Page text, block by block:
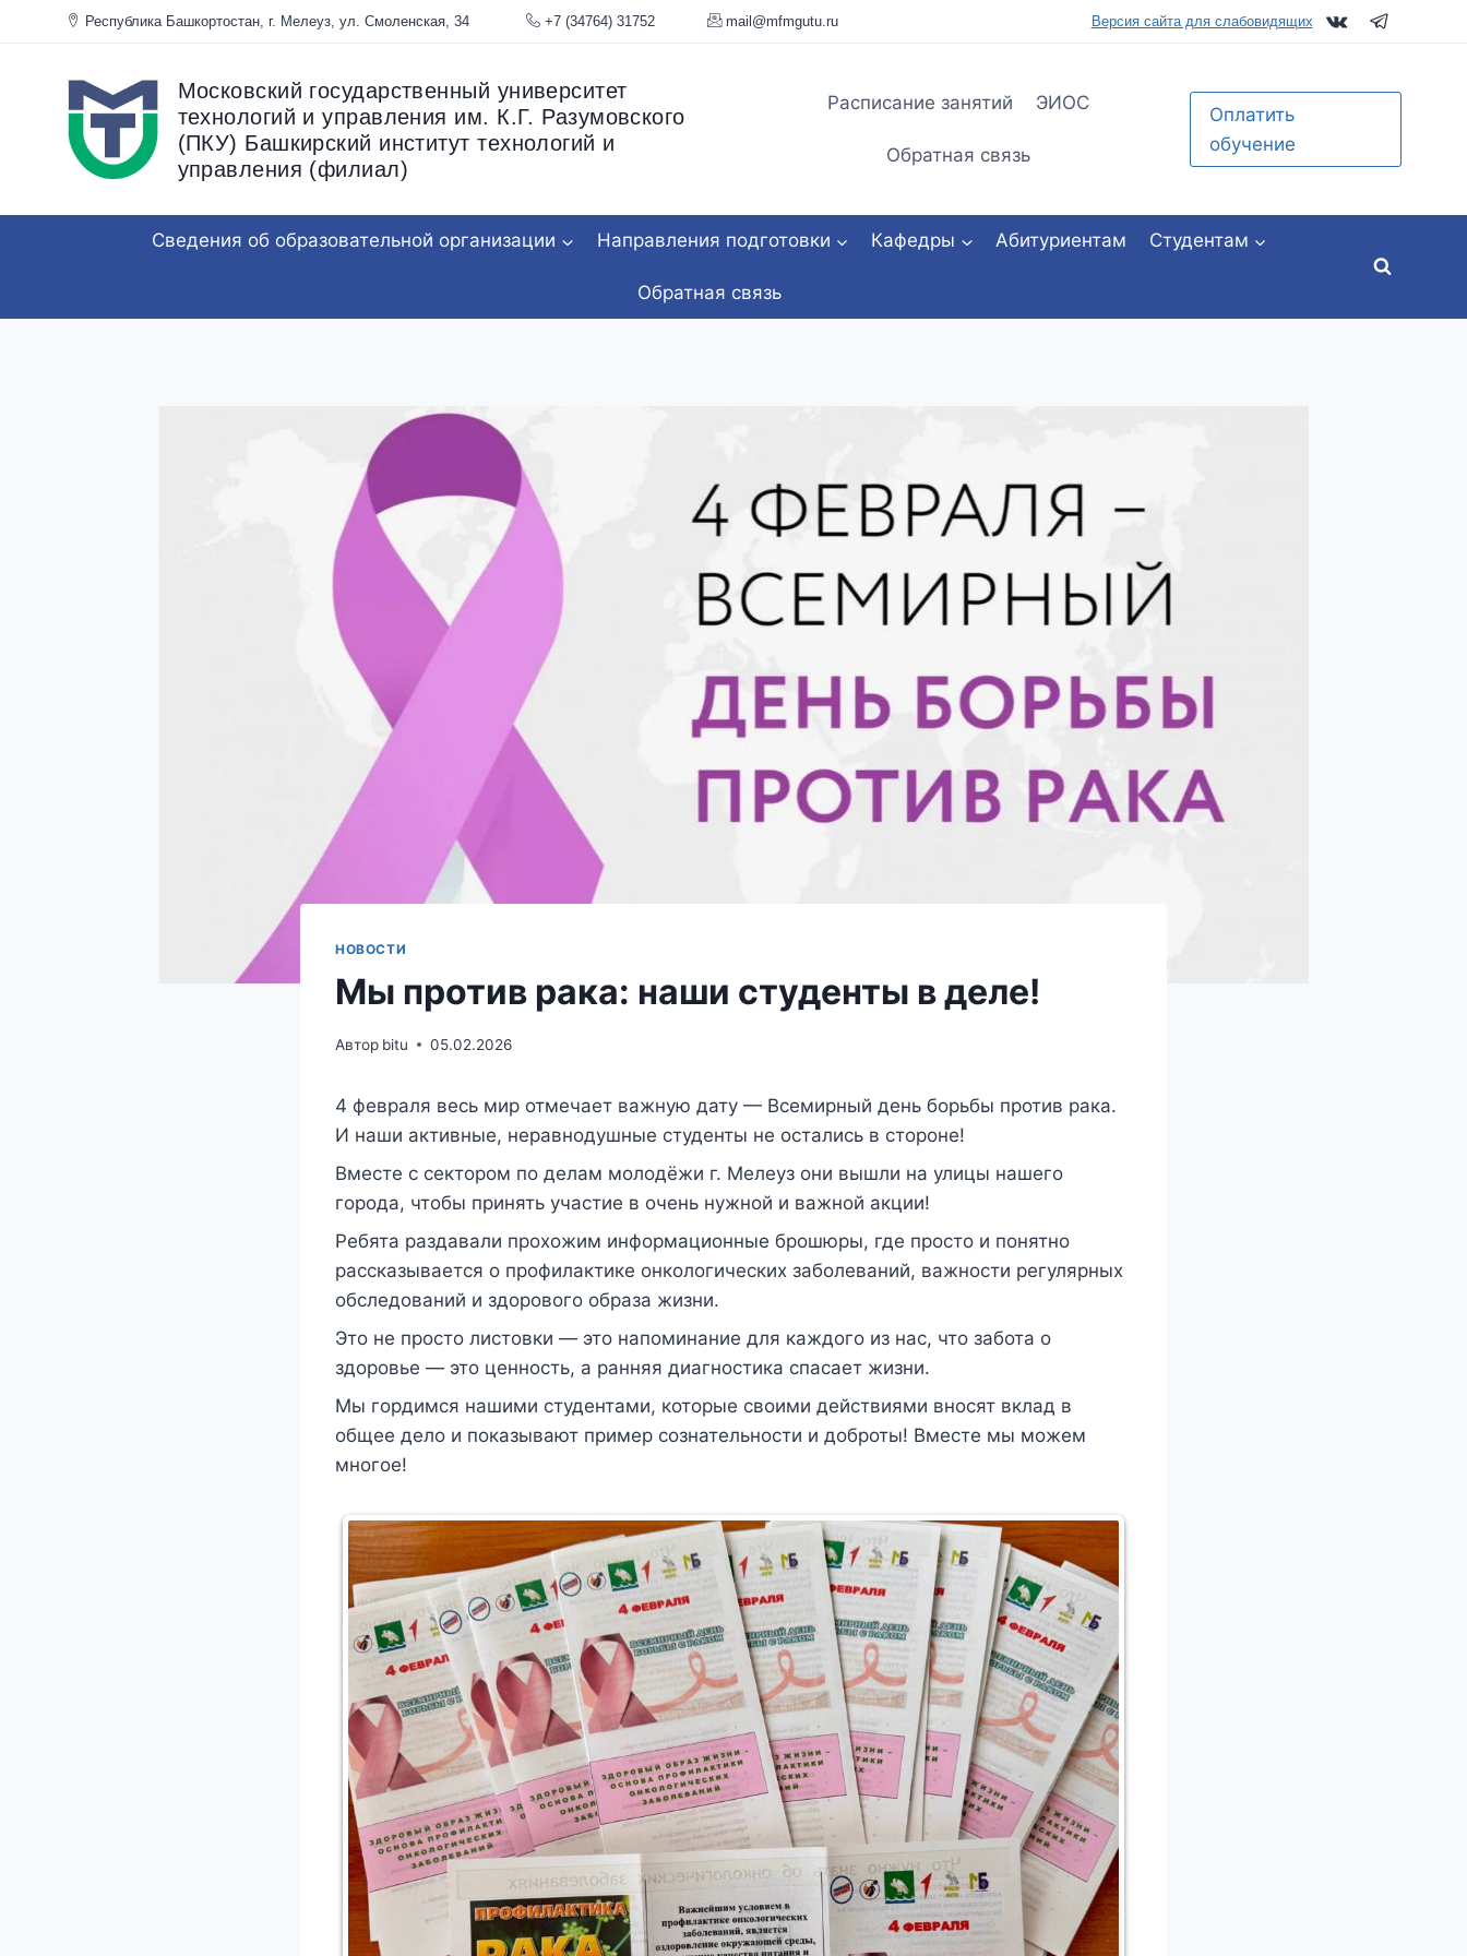
Перейти
Республика Башкортостан, г. Мелеуз, ул. Смоленская, 34 +7 (34764) 31752 mail@mfmgutu.ru Версия сайта для слабовидящих
Московский государственный университет
технологий и управления им. К.Г. Разумовского
(ПКУ) Башкирский институт технологий и
управления (филиал)
Расписание занятий ЭИОС
Обратная связь
Оплатить
обучение
Сведения об образовательной организации Направления подготовки Кафедры Абитуриентам Студентам
Обратная связь
НОВОСТИ
Мы против рака: наши студенты в деле!
Автор bitu 05.02.2026
4 февраля весь мир отмечает важную дату — Всемирный день борьбы против рака.
И наши активные, неравнодушные студенты не остались в стороне!
Вместе с сектором по делам молодёжи г. Мелеуз они вышли на улицы нашего
города, чтобы принять участие в очень нужной и важной акции!
Ребята раздавали прохожим информационные брошюры, где просто и понятно
рассказывается о профилактике онкологических заболеваний, важности регулярных
обследований и здорового образа жизни.
Это не просто листовки — это напоминание для каждого из нас, что забота о
здоровье — это ценность, а ранняя диагностика спасает жизни.
Мы гордимся нашими студентами, которые своими действиями вносят вклад в
общее дело и показывают пример сознательности и доброты! Вместе мы можем
многое!